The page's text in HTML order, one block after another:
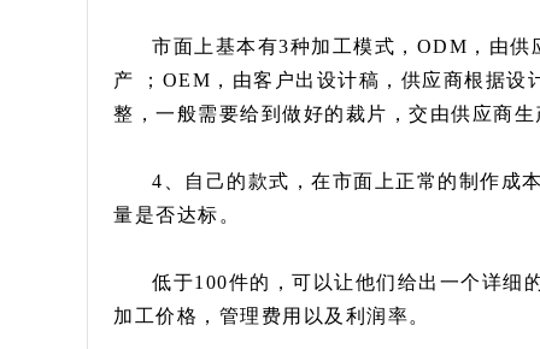
市面上基本有3种加工模式，ODM，由
产 ；OEM，由客户出设计稿，供应商根据
整，一般需要给到做好的裁片，交由供应商
4、自己的款式，在市面上正常的制作成
量是否达标。
低于100件的，可以让他们给出一个详细
加工价格，管理费用以及利润率。